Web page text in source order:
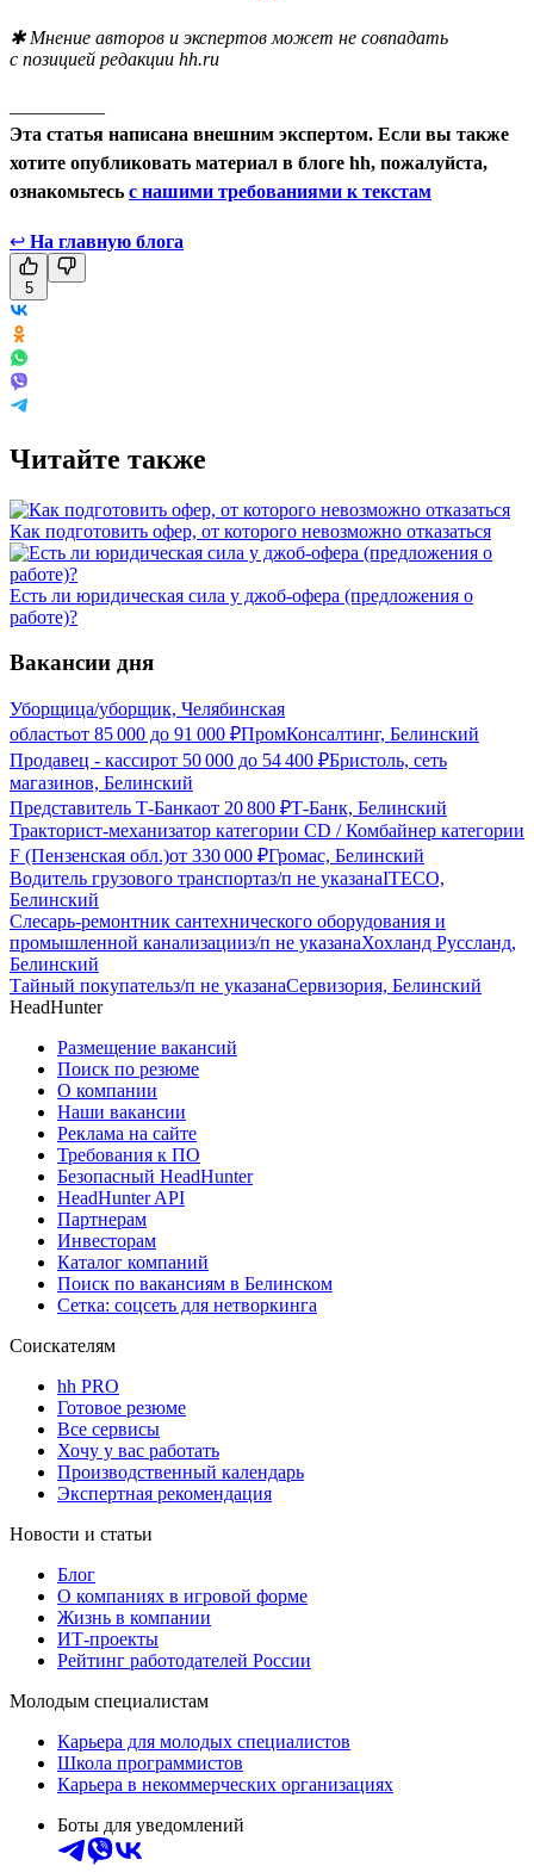
✱ Мнение авторов и экспертов может не совпадать
с позицией редакции hh.ru
Эта статья написана внешним экспертом. Если вы также
хотите опубликовать материал в блоге hh, пожалуйста,
ознакомьтесь с нашими требованиями к текстам
↩ На главную блога
5
Читайте также
Как подготовить офер, от которого невозможно отказаться
Есть ли юридическая сила у джоб-офера (предложения о
работе)?
Вакансии дня
Уборщица/уборщик, Челябинская
областьот 85 000 до 91 000 ₽ПромКонсалтинг, Белинский
Продавец - кассирот 50 000 до 54 400 ₽Бристоль, сеть
магазинов, Белинский
Представитель Т-Банкаот 20 800 ₽Т-Банк, Белинский
Тракторист-механизатор категории CD / Комбайнер категории
F (Пензенская обл.)от 330 000 ₽Громас, Белинский
Водитель грузового транспортаз/п не указанаITECO,
Белинский
Слесарь-ремонтник сантехнического оборудования и
промышленной канализацииз/п не указанаХохланд Руссланд,
Белинский
Тайный покупательз/п не указанаСервизория, Белинский
HeadHunter
Размещение вакансий
Поиск по резюме
О компании
Наши вакансии
Реклама на сайте
Требования к ПО
Безопасный HeadHunter
HeadHunter API
Партнерам
Инвесторам
Каталог компаний
Поиск по вакансиям в Белинском
Сетка: соцсеть для нетворкинга
Соискателям
hh PRO
Готовое резюме
Все сервисы
Хочу у вас работать
Производственный календарь
Экспертная рекомендация
Новости и статьи
Блог
О компаниях в игровой форме
Жизнь в компании
ИТ-проекты
Рейтинг работодателей России
Молодым специалистам
Карьера для молодых специалистов
Школа программистов
Карьера в некоммерческих организациях
Боты для уведомлений